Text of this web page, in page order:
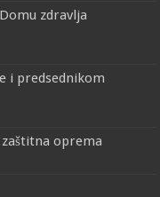
zdravlja
i predsednikom
oprema